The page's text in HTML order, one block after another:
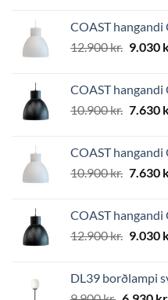
24.500
COAST
12.900kr.
12.900
9.030
COAST
10.900kr.
10.900
7.630
COAST
10.900kr.
10.900
7.630
COAST
12.900kr.
12.900
9.030
DL39 borðlampi